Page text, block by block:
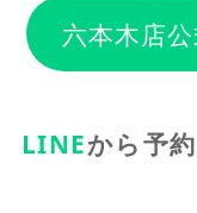
六本木店
LINEから予